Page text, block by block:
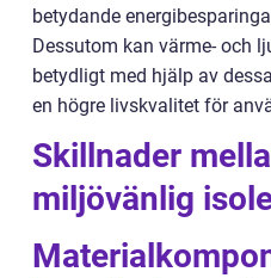
betydande
Dessutom kan värme- och
betydligt med hjälp av
en högre livskvalitet för
Skillnader
miljövänlig